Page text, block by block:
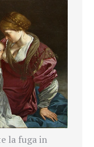
la fuga in